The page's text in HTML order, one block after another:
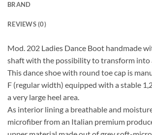
BRAND
REVIEWS (0)
Mod. 202 Ladies Dance Boot handmade
shaft with the possibility to transform into
This dance shoe with round toe cap is
F (regular width) equipped with a stable
a very large heel area.
As interior lining a breathable and
microfiber from an Italian premium